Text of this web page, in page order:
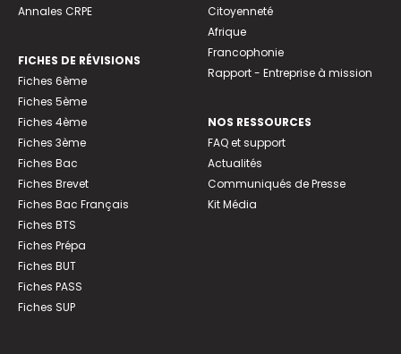
Annales CRPE
FICHES DE RÉVISIONS
Fiches 6ème
Fiches 5ème
Fiches 4ème
Fiches 3ème
Fiches Bac
Fiches Brevet
Fiches Bac Français
Fiches BTS
Fiches Prépa
Fiches BUT
Fiches PASS
Fiches SUP
Citoyenneté
Afrique
Francophonie
Rapport - Entreprise à mission
NOS RESSOURCES
FAQ et support
Actualités
Communiqués de Presse
Kit Média